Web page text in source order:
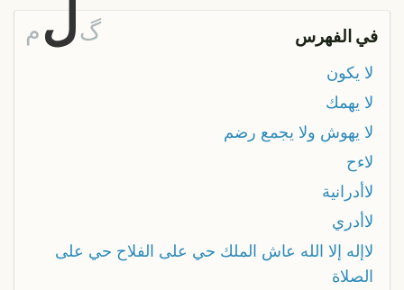
في الفهرس گل م
لا يكون
لا يهمك
لا يهوش ولا يجمع رضم
لاءح
لاأدرانية
لاأدري
لاإله إلا الله عاش الملك حي على الفلاح حي على
الصلاة